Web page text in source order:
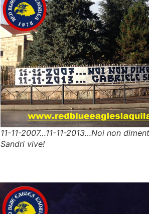
11-11-2007…11-11-2013…Noi non
Sandri vive!